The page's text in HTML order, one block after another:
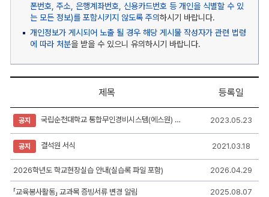
폰번호, 주소, 은행계좌번호, 신용카드번호 등 개인을 식별할 수 있
는 모든 정보)를 포함시키지 않도록 주의하시기 바랍니다.
개인정보가 게시되어 노출 될 경우 해당 게시물 작성자가 관련 법령
에 따라 처분을 받을 수 있으니 유의하시기 바랍니다.
자
실
게
시
판
리
스
트
제목 등록일
공지 국립순천대학교 통합무인경비시스템(에스원) 발급 신청서(수정) 2023.05.23
공지 결석원 서식 2021.03.18
2026학년도 학교현장실습 안내(실습록 파일 포함) 2026.04.29
「교육봉사활동」 교과목 증빙서류 변경 알림 2025.08.07